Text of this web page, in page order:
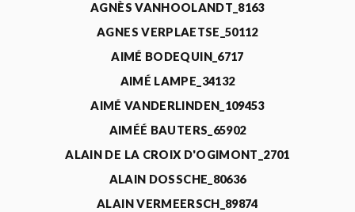
AGNÈS VANHOOLANDT_8163
AGNES VERPLAETSE_50112
AIMÉ BODEQUIN_6717
AIMÉ LAMPE_34132
AIMÉ VANDERLINDEN_109453
AIMÉÉ BAUTERS_65902
ALAIN DE LA CROIX D'OGIMONT_2701
ALAIN DOSSCHE_80636
ALAIN VERMEERSCH_89874